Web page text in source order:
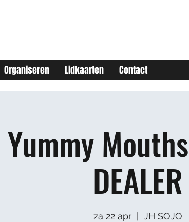
Organiseren Lidkaarten Contact
DEALER
za 22 apr
  |
JH SOJO